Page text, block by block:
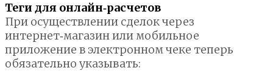
Теги для онлайн‑расчетов
При осуществлении сделок через
интернет‑магазин или мобильное
приложение в электронном чеке теперь
обязательно указывать: